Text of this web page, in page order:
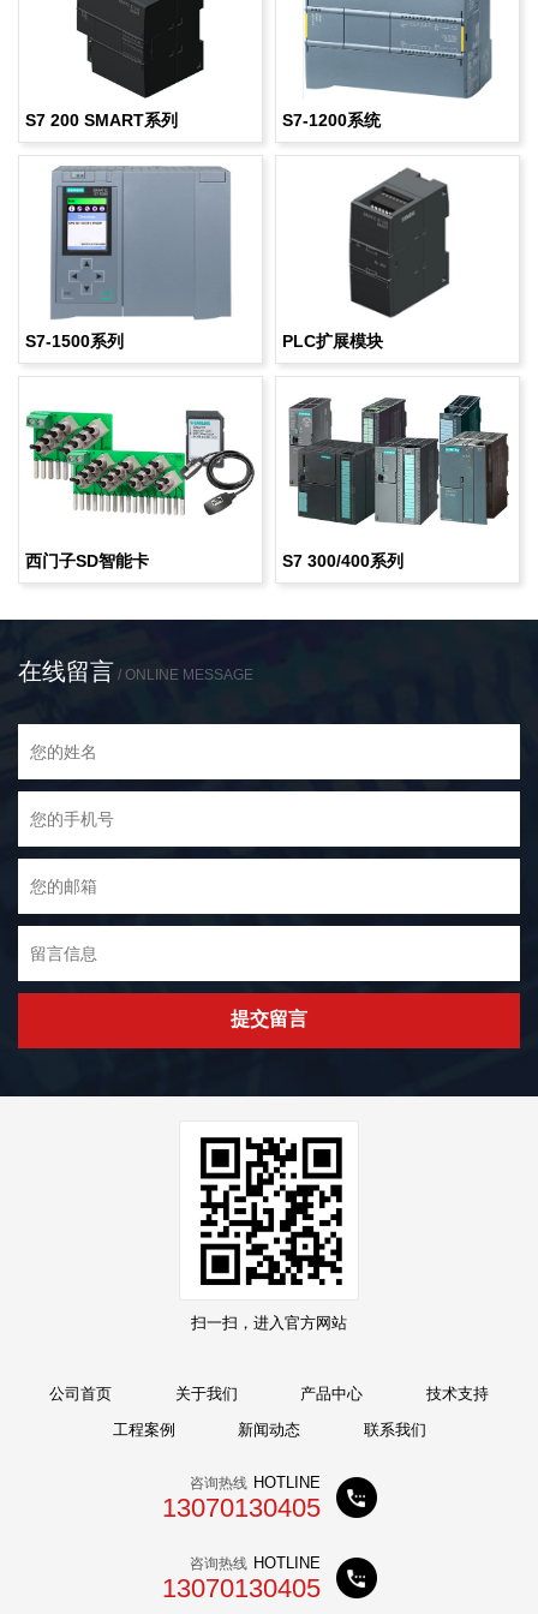
S7 200 SMART系列 S7-1200系统
S7-1500系列 PLC扩展模块
西门子SD智能卡 S7 300/400系列
在线留言 / ONLINE MESSAGE
提交留言
扫一扫，进入官方网站
公司首页 关于我们 产品中心
技术支持
工程案例
新闻动态 联系我们
咨询热线 HOTLINE
13070130405
咨询热线 HOTLINE
13070130405